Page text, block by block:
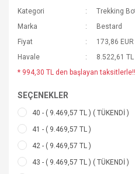
Kategori
Trekking
Marka
Bestard
Fiyat
173,86
Havale
8.522,61
* 994,30 TL den başlayan taksitlerle!!
SEÇENEKLER
40 - ( 9.469,57 TL ) ( TÜKENDİ )
41 - ( 9.469,57 TL )
42 - ( 9.469,57 TL )
43 - ( 9.469,57 TL ) ( TÜKENDİ )